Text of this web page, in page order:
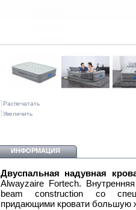
Распечатать
Увеличить
ИНФОРМАЦИЯ
Двуспальная надувная
Alwayzaire Fortech.
beam construction со
придающими кровати большую